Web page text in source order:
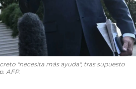
"necesita más ayuda", tras supuesto
AFP.